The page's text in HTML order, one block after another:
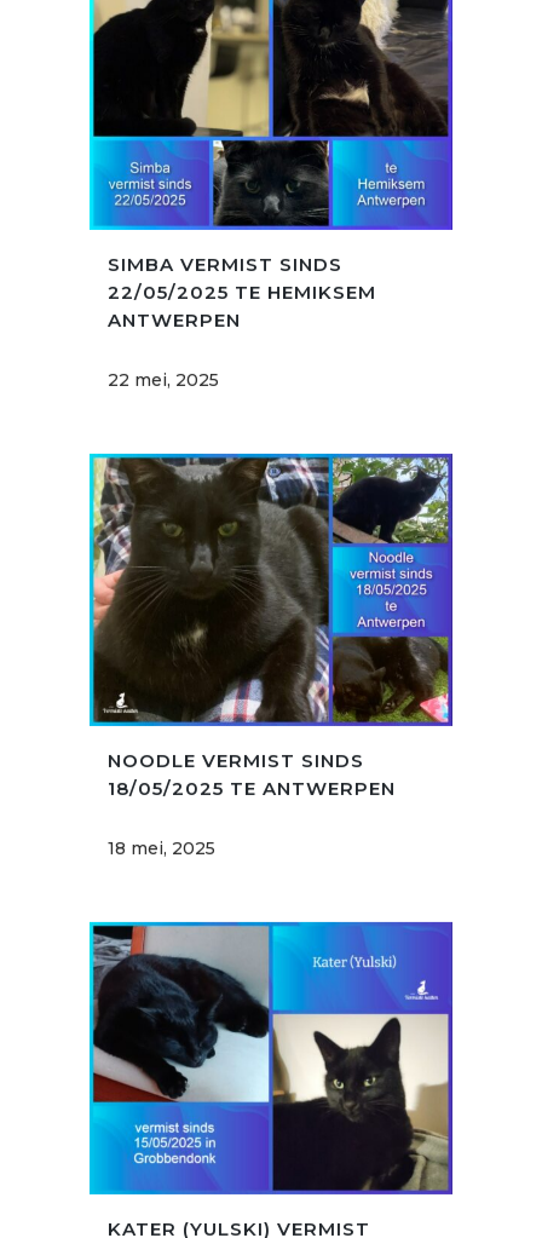
SIMBA VERMIST SINDS
22/05/2025 TE HEMIKSEM
ANTWERPEN
22 mei, 2025
NOODLE VERMIST SINDS
18/05/2025 TE ANTWERPEN
18 mei, 2025
KATER (YULSKI) VERMIST